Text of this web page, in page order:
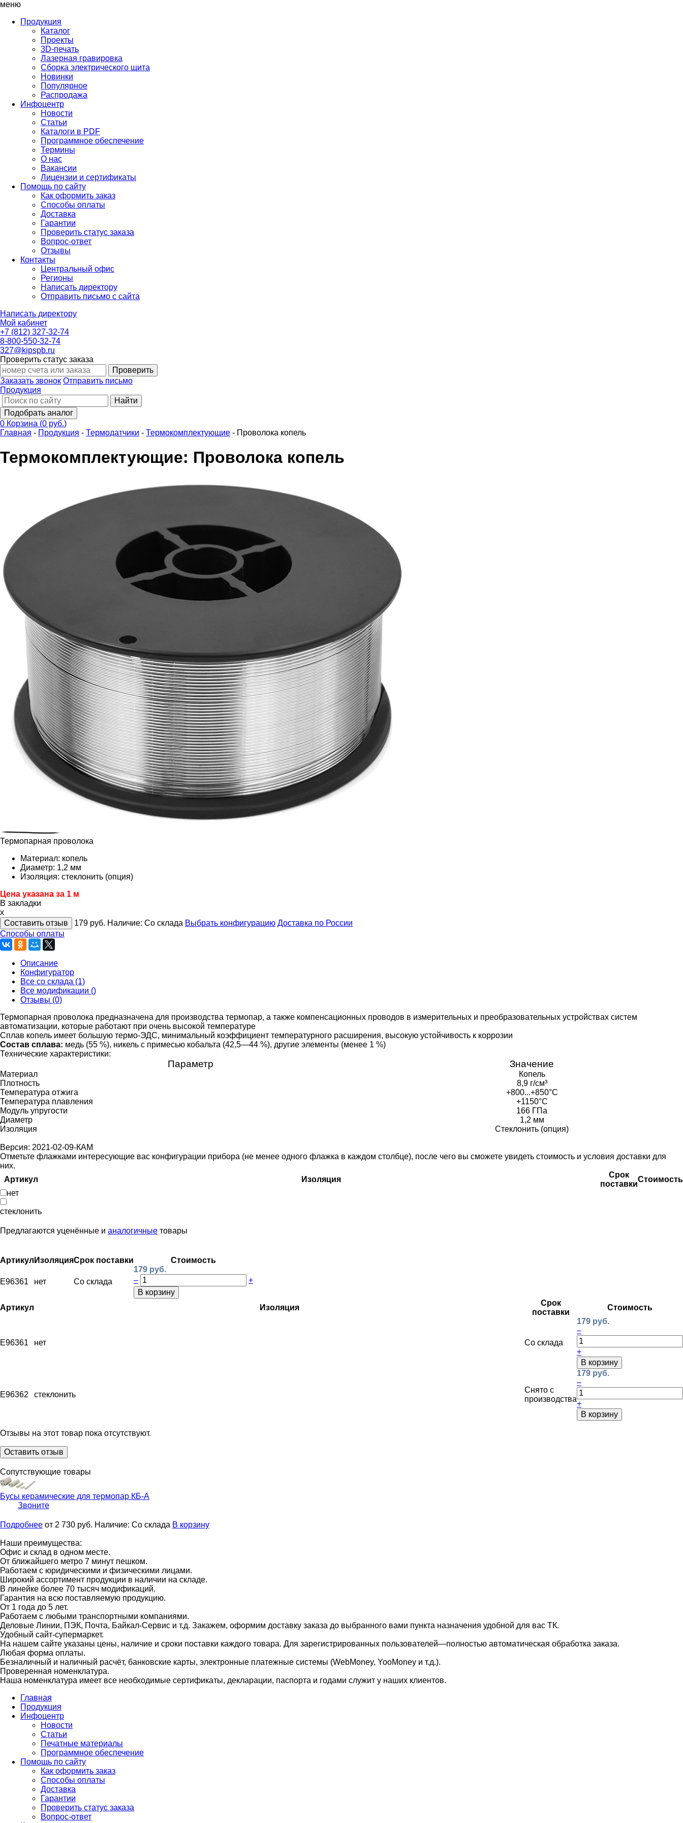
меню
Продукция
Каталог
Проекты
3D-печать
Лазерная гравировка
Сборка электрического щита
Новинки
Популярное
Распродажа
Инфоцентр
Новости
Статьи
Каталоги в PDF
Программное обеспечение
Термины
О нас
Вакансии
Лицензии и сертификаты
Помощь по сайту
Как оформить заказ
Способы оплаты
Доставка
Гарантии
Проверить статус заказа
Вопрос-ответ
Отзывы
Контакты
Центральный офис
Регионы
Написать директору
Отправить письмо с сайта
Написать директору
Мой кабинет
+7 (812) 327-32-74
8-800-550-32-74
327@kipspb.ru
Проверить статус заказа
Проверить
Заказать звонок Отправить письмо
Продукция
Найти
Подобрать аналог
0 Корзина (0 руб.)
Главная - Продукция - Термодатчики - Термокомплектующие - Проволока копель
Термокомплектующие: Проволока копель
Термопарная проволока
Материал: копель
Диаметр: 1,2 мм
Изоляция: стеклонить (опция)
Цена указана за 1 м
В закладки
x
Составить отзыв
179 руб. Наличие: Со склада Выбрать конфигурацию Доставка по России
Способы оплаты
Описание
Конфигуратор
Все со склада (1)
Все модификации ()
Отзывы (0)
Термопарная проволока предназначена для производства термопар, а также компенсационных проводов в измерительных и преобразовательных устройствах систем
автоматизации, которые работают при очень высокой температуре
Сплав копель имеет большую термо-ЭДС, минимальный коэффициент температурного расширения, высокую устойчивость к коррозии
Состав сплава: медь (55 %), никель с примесью кобальта (42,5—44 %), другие элементы (менее 1 %)
Технические характеристики:
Параметр Значение
Материал
Копель
Плотность
8,9 г/см³
Температура отжига
+800...+850°C
Температура плавления
+1150°C
Модуль упругости
166 ГПа
Диаметр
1,2 мм
Изоляция
Стеклонить (опция)
Версия: 2021-02-09-КАМ
Отметьте флажками интересующие вас конфигурации прибора (не менее одного флажка в каждом столбце), после чего вы сможете увидеть стоимость и условия доставки для
них.
Артикул
Изоляция
Срок
поставки
Стоимость
нет
стеклонить
Предлагаются уценённые и аналогичные товары
Артикул ИзоляцияСрок поставки Стоимость
E96361 нет Со склада
179 руб.
–
+
В корзину
Артикул
Изоляция
Срок
поставки
Стоимость
E96361 нет Со склада
179 руб.
–
+
В корзину
E96362 стеклонить
Снято с
производства
179 руб.
–
+
В корзину
Отзывы на этот товар пока отсутствуют.
Оставить отзыв
Сопутствующие товары
Бусы керамические для термопар КБ-А
Звоните
Подробнее от 2 730 руб. Наличие: Со склада В корзину
Наши преимущества:
Офис и склад в одном месте.
От ближайшего метро 7 минут пешком.
Работаем с юридическими и физическими лицами.
Широкий ассортимент продукции в наличии на складе.
В линейке более 70 тысяч модификаций.
Гарантия на всю поставляемую продукцию.
От 1 года до 5 лет.
Работаем с любыми транспортными компаниями.
Деловые Линии, ПЭК, Почта, Байкал-Сервис и т.д. Закажем, оформим доставку заказа до выбранного вами пункта назначения удобной для вас ТК.
Удобный сайт-супермаркет.
На нашем сайте указаны цены, наличие и сроки поставки каждого товара. Для зарегистрированных пользователей—полностью автоматическая обработка заказа.
Любая форма оплаты.
Безналичный и наличный расчёт, банковские карты, электронные платежные системы (WebMoney, YooMoney и т.д.).
Проверенная номенклатура.
Наша номенклатура имеет все необходимые сертификаты, декларации, паспорта и годами служит у наших клиентов.
Главная
Продукция
Инфоцентр
Новости
Статьи
Печатные материалы
Программное обеспечение
Помощь по сайту
Как оформить заказ
Способы оплаты
Доставка
Гарантии
Проверить статус заказа
Вопрос-ответ